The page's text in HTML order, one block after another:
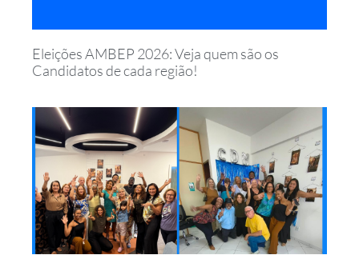
Eleições AMBEP 2026: Veja quem são os
Candidatos de cada região!